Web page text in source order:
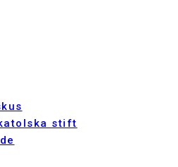
stift